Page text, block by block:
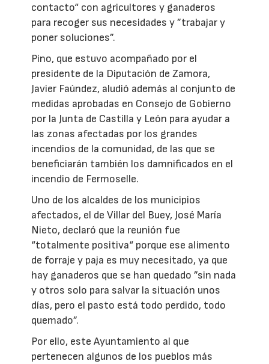
contacto“ con agricultores y ganaderos
para recoger sus necesidades y ”trabajar y
poner soluciones”.
Pino, que estuvo acompañado por el
presidente de la Diputación de Zamora,
Javier Faúndez, aludió además al conjunto de
medidas aprobadas en Consejo de Gobierno
por la Junta de Castilla y León para ayudar a
las zonas afectadas por los grandes
incendios de la comunidad, de las que se
beneficiarán también los damnificados en el
incendio de Fermoselle.
Uno de los alcaldes de los municipios
afectados, el de Villar del Buey, José María
Nieto, declaró que la reunión fue
“totalmente positiva“ porque ese alimento
de forraje y paja es muy necesitado, ya que
hay ganaderos que se han quedado ”sin nada
y otros solo para salvar la situación unos
días, pero el pasto está todo perdido, todo
quemado”.
Por ello, este Ayuntamiento al que
pertenecen algunos de los pueblos más